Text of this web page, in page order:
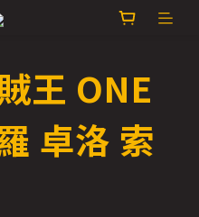
王 ONE
卓洛 索